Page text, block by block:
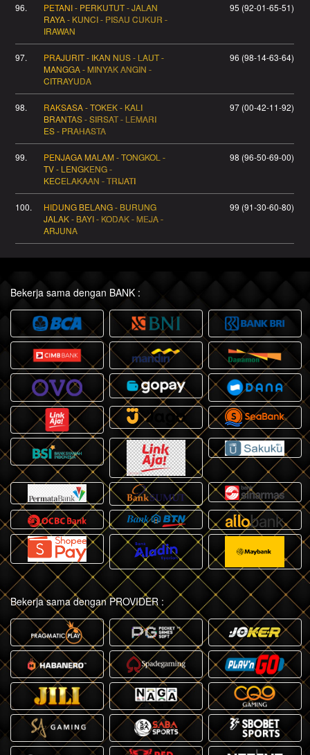
96.
PETANI - PERKUTUT - JALAN
RAYA - KUNCI - PISAU CUKUR -
IRAWAN
95 (92-01-65-51)
97.
PRAJURIT - IKAN NUS - LAUT -
MANGGA - MINYAK ANGIN -
CITRAYUDA
96 (98-14-63-64)
98.
RAKSASA - TOKEK - KALI
BRANTAS - SIRSAT - LEMARI
ES - PRAHASTA
97 (00-42-11-92)
99.
PENJAGA MALAM - TONGKOL -
TV - LENGKENG -
KECELAKAAN - TRIJATI
98 (96-50-69-00)
100.
HIDUNG BELANG - BURUNG
JALAK - BAYI - KODAK - MEJA -
ARJUNA
99 (91-30-60-80)
Bekerja sama dengan BANK :
Bekerja sama dengan PROVIDER :